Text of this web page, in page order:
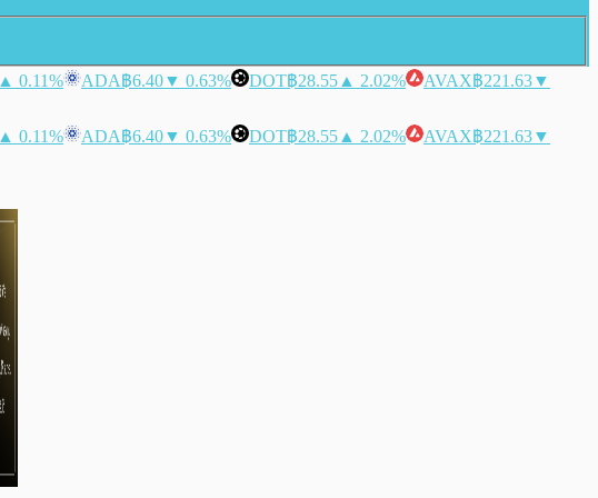
▲ 0.11% ADA฿6.40▼ 0.63% DOT฿28.55 ▲ 2.02% AVAX฿221.63▼
▲ 0.11% ADA฿6.40▼ 0.63% DOT฿28.55 ▲ 2.02% AVAX฿221.63▼